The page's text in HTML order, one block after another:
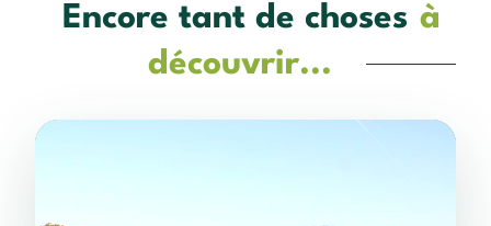
Encore tant de choses à
découvrir...